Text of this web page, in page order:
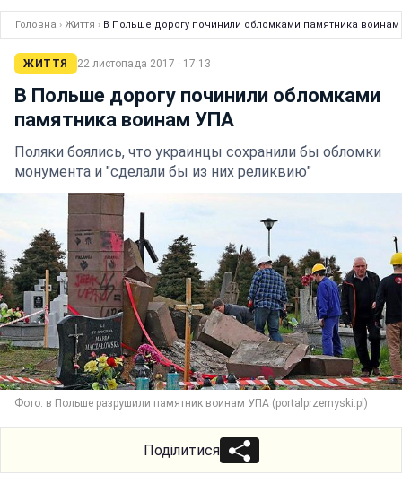
Головна › Життя › В Польше дорогу починили обломками памятника
ЖИТТЯ 22 листопада 2017 · 17:13
В Польше дорогу починили обломками
памятника воинам УПА
Поляки боялись, что украинцы сохранили бы обломки
монумента и "сделали бы из них реликвию"
Фото: в Польше разрушили памятник воинам УПА (portalprzemyski.pl)
Поділитися